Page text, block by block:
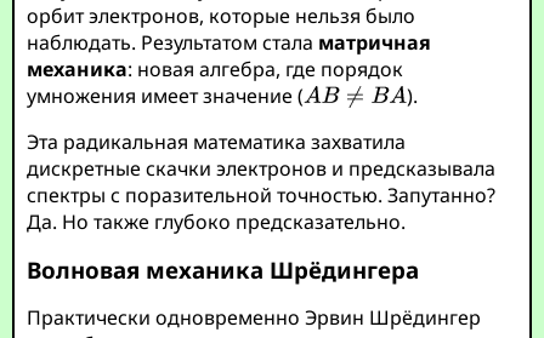
орбит электронов, которые нельзя было
наблюдать. Результатом стала матричная
механика: новая алгебра, где порядок
умножения имеет значение (
).
Эта радикальная математика захватила
дискретные скачки электронов и предсказывала
спектры с поразительной точностью. Запутанно?
Да. Но также глубоко предсказательно.
Волновая механика Шрёдингера
Практически одновременно Эрвин Шрёдингер